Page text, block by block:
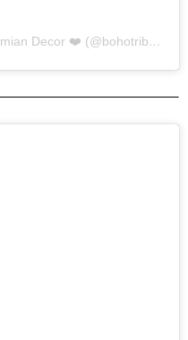
Публикация, споделена от Bohemian Decor ❤️ (@bohotribex)